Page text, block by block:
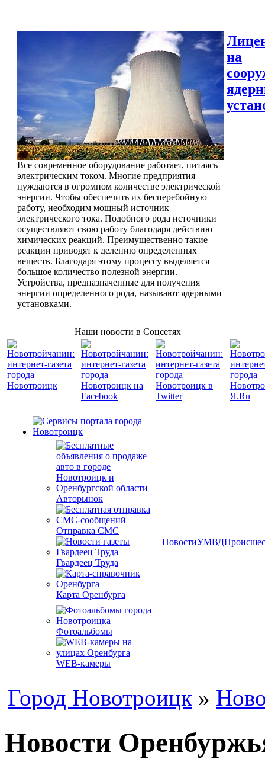
Все современное оборудование работает, питаясь
электрическим током. Многие предприятия
нуждаются в огромном количестве электрической
энергии. Чтобы обеспечить их бесперебойную
работу, необходим мощный источник
электрического тока. Подобного рода источники
осуществляют свою работу благодаря действию
химических реакций. Преимущественно такие
реакции приводят к делению определенных
веществ. Благодаря этому процессу выделяется
большое количество полезной энергии.
Устройства, предназначенные для получения
энергии определенного рода, называют ядерными
установками.
на
Наши новости в Соцсетях
Авторынок
Отправка СМС
Гвардеец Труда
Карта Оренбурга
Фотоальбомы
WEB-камеры
НовостиУМВД
Город Новотроицк »
Новости